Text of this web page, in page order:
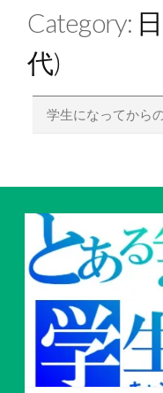
Category:
代)
学生になってから